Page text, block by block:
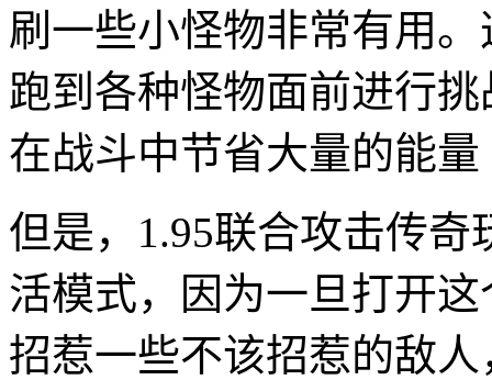
刷一些小怪物非常有用
跑到各种怪物面前进行
在战斗中节省大量的能量
但是，1.95联合攻击传
活模式，因为一旦打开
招惹一些不该招惹的敌